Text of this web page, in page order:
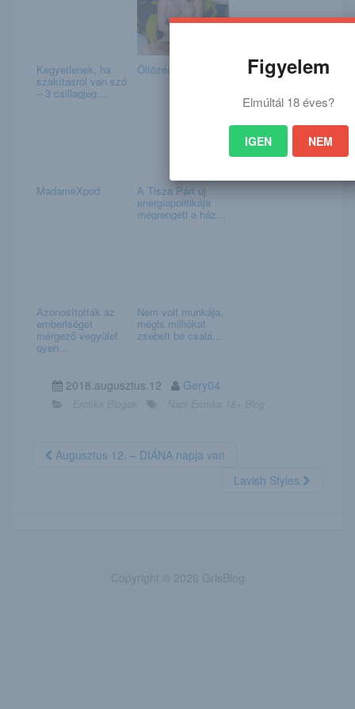
Kegyetlenek, ha
szakításról van szó
– 3 csillagjeg...
Öltözés
MadameXpod A Tisza Párt új
energiapolitikája
megrengeti a ház...
Azonosították az
emberiséget
mérgező vegyület
gyen...
Nem volt munkája,
mégis milliókat
zsebelt be csalá...
2018.augusztus.12 Gery04
Augusztus 12. – DIÁNA napja van
Lavish Styles
Figyelem
Elmúltál 18 éves?
IGEN NEM